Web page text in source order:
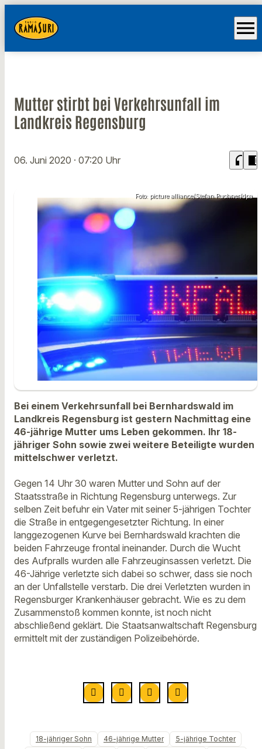
menu
Mutter stirbt bei Verkehrsunfall im
Landkreis Regensburg
06. Juni 2020 · 07:20 Uhr headphones chrome_reader_mode
Foto: picture alliance/Stefan Puchner/dpa
Bei einem Verkehrsunfall bei Bernhardswald im
Landkreis Regensburg ist gestern Nachmittag eine
46-jährige Mutter ums Leben gekommen. Ihr 18-
jähriger Sohn sowie zwei weitere Beteiligte wurden
mittelschwer verletzt.
Gegen 14 Uhr 30 waren Mutter und Sohn auf der
Staatsstraße in Richtung Regensburg unterwegs. Zur
selben Zeit befuhr ein Vater mit seiner 5-jährigen Tochter
die Straße in entgegengesetzter Richtung. In einer
langgezogenen Kurve bei Bernhardswald krachten die
beiden Fahrzeuge frontal ineinander. Durch die Wucht
des Aufpralls wurden alle Fahrzeuginsassen verletzt. Die
46-Jährige verletzte sich dabei so schwer, dass sie noch
an der Unfallstelle verstarb. Die drei Verletzten wurden in
Regensburger Krankenhäuser gebracht. Wie es zu dem
Zusammenstoß kommen konnte, ist noch nicht
abschließend geklärt. Die Staatsanwaltschaft Regensburg
ermittelt mit der zuständigen Polizeibehörde.
18-jähriger Sohn 46-jährige Mutter
5-jährige Tochter